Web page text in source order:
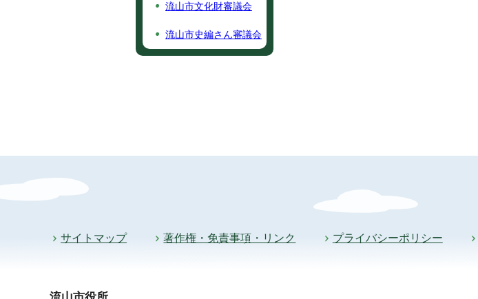
流山市文化財審議会
流山市史編さん審議会
サイトマップ 著作権・免責事項・リンク プライバシーポリシー